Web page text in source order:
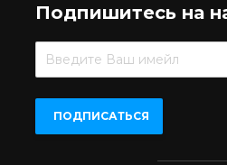
Подпишитесь на